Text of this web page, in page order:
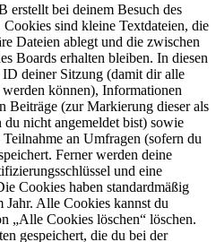
erstellt bei deinem Besuch des
sind kleine Textdateien, die
Dateien ablegt und die zwischen
Boards erhalten bleiben. In diesen
deiner Sitzung (damit dir alle
können), Informationen
Beiträge (zur Markierung dieser als
du nicht angemeldet bist) sowie
an Umfragen (sofern du
Ferner werden deine
und eine
Cookies haben standardmäßig
Alle Cookies kannst du
„Alle Cookies löschen“ löschen.
gespeichert, die du bei der